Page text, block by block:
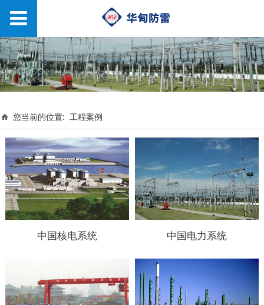
您当前的位置: 工程案例
中国核电系统 中国电力系统